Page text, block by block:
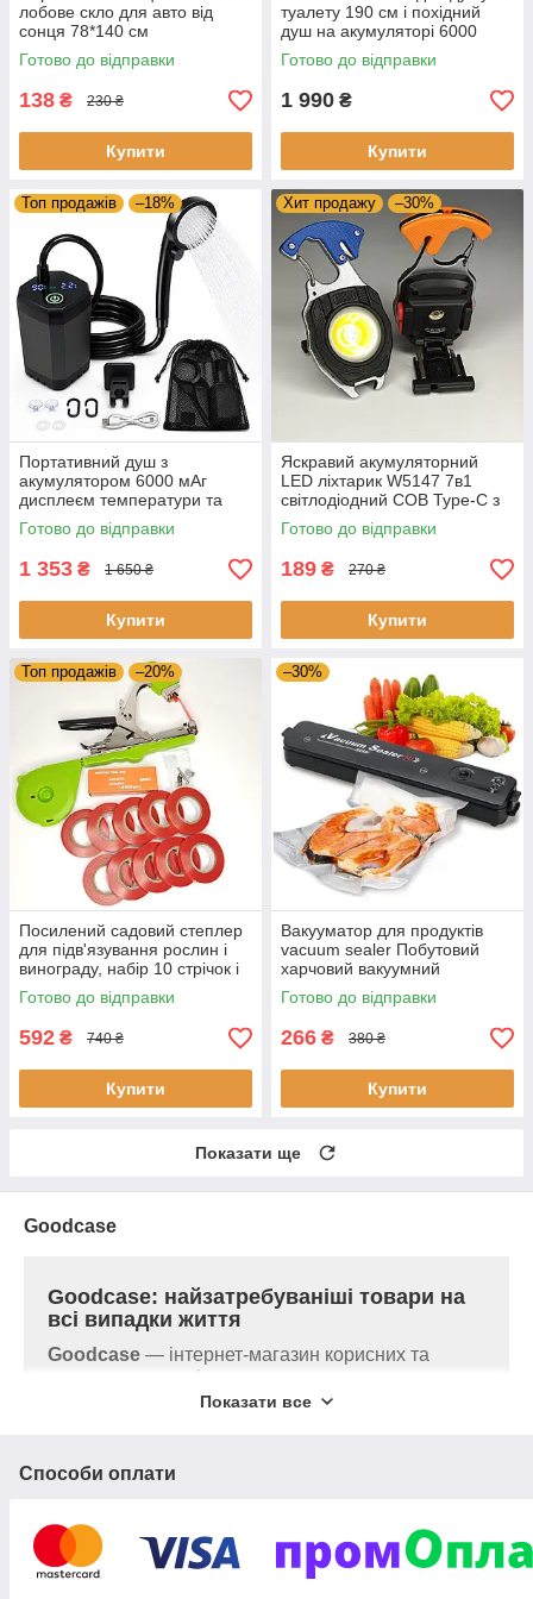
лобове скло для авто від
сонця 78*140 см
Сонцезахисна складана
шторка для машини
Готово до відправки
138 ₴ 230 ₴
Купити
туалету 190 см і похідний
душ на акумуляторі 6000
мА·год з дисплеєм
Готово до відправки
1 990 ₴
Купити
Топ продажів –18%
Портативний душ з
акумулятором 6000 мАг
дисплеєм температури та
заряду - туристичний душ
для кемпінгу
Готово до відправки
1 353 ₴ 1 650 ₴
Купити
Хит продажу –30%
Яскравий акумуляторний
LED ліхтарик W5147 7в1
світлодіодний COB Type-C з
червоним світлом, ліхтар
карабін запальничка
Готово до відправки
189 ₴ 270 ₴
Купити
Топ продажів –20%
Посилений садовий степлер
для підв'язування рослин і
винограду, набір 10 стрічок і
10 000 скоб
Готово до відправки
592 ₴ 740 ₴
Купити
–30%
Вакууматор для продуктів
vacuum sealer Побутовий
харчовий вакуумний
пакувальник фруктів
Кухонний
Готово до відправки
266 ₴ 380 ₴
Купити
Показати ще
Goodcase
Goodcase: найзатребуваніші товари на
всі випадки життя
Goodcase — інтернет-магазин корисних та
трендових товарів для дому, авто, саду та
відпочинку з оперативною доставкою по всій
мобільних аксесуарів, ліхтарів та зарядних
пакування кожного замовлення та щоденну
відправку.
Показати все
Способи оплати